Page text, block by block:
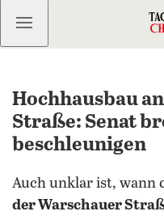
Kostenlos
Hochhausbau
Straße: Senat
beschleunigen
Auch unklar ist, wann
der Warschauer